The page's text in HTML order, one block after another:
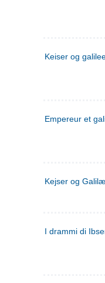
Keiser og
Empereur et
Kejser og
I drammi di